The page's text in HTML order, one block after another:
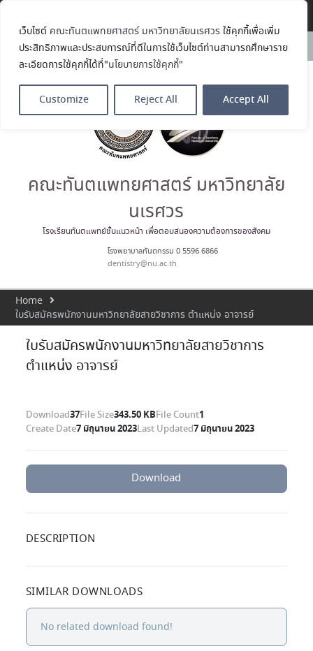
เว็บไซต์ คณะทันตแพทยศาสตร์ มหาวิทยาลัยนเรศวร ใช้คุกกี้เพื่อเพิ่ม
ประสิทธิภาพและประสบการณ์ที่ดีในการใช้เว็บไซต์ท่านสามารถศึกษาราย
ละเอียดการใช้คุกกี้ได้ที่"นโยบายการใช้คุกกี้"
Customize Reject All Accept All
News:
2569 ณ คณะทันแพทยศาสตร์
คณะทันตแพทยศาสตร์
มหาวิทยาลัยนเรศวร ร่วมออกบูธ
ประชาสัมพันธ์ หลักสูตรทันตแพทย
ศาสตรบัณฑิต และหลักสูตร
ประกาศนียบัตรผู้ช่วยทันตแพทย์
ในโครงการ Open House 2026
ตน ค้นหาตัวเอง
ประกาศคณะทันตแพทยศาสตร์
การสอบแข่งขันเข้าเป็นพนักงาน
ราชการ (เงินรายได้) ตำแหน่ง ผู้
ปฏิบัติงานทันตกรรม
คณะทันตแพทยศาสตร์ มหาวิทยาลัย
นเรศวร
โรงเรียนทันตแพทย์ชั้นแนวหน้า เพื่อตอบสนองความต้องการของสังคม
โรงพยาบาลทันตกรรม 0 5596 6866
dentistry@nu.ac.th
Home
ใบรับสมัครพนักงานมหาวิทยาลัยสายวิชาการ ตำแหน่ง อาจารย์
ใบรับสมัครพนักงานมหาวิทยาลัยสายวิชาการ
ตำแหน่ง อาจารย์
Download37File Size343.50 KBFile Count1
Create Date7 มิถุนายน 2023Last Updated7 มิถุนายน 2023
Download
DESCRIPTION
SIMILAR DOWNLOADS
No related download found!